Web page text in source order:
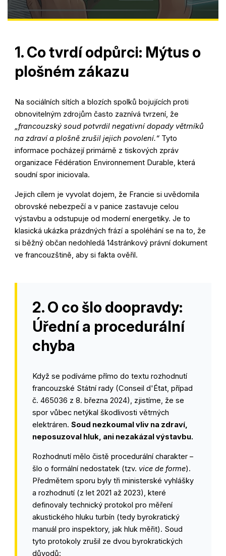
1. Co tvrdí odpůrci: Mýtus o
plošném zákazu
Na sociálních sítích a blozích spolků bojujících proti
obnovitelným zdrojům často zaznívá tvrzení, že
„francouzský soud potvrdil negativní dopady větrníků
na zdraví a plošně zrušil jejich povolení.“ Tyto
informace pocházejí primárně z tiskových zpráv
organizace Fédération Environnement Durable, která
soudní spor iniciovala.
Jejich cílem je vyvolat dojem, že Francie si uvědomila
obrovské nebezpečí a v panice zastavuje celou
výstavbu a odstupuje od moderní energetiky. Je to
klasická ukázka prázdných frází a spoléhání se na to, že
si běžný občan nedohledá 14stránkový právní dokument
ve francouzštině, aby si fakta ověřil.
2. O co šlo doopravdy:
Úřední a procedurální
chyba
Když se podíváme přímo do textu rozhodnutí
francouzské Státní rady (Conseil d'État, případ
č. 465036 z 8. března 2024), zjistíme, že se
spor vůbec netýkal škodlivosti větrných
elektráren. Soud nezkoumal vliv na zdraví,
neposuzoval hluk, ani nezakázal výstavbu.
Rozhodnutí mělo čistě procedurální charakter –
šlo o formální nedostatek (tzv. vice de forme).
Předmětem sporu byly tři ministerské vyhlášky
a rozhodnutí (z let 2021 až 2023), které
definovaly technický protokol pro měření
akustického hluku turbín (tedy byrokratický
manuál pro inspektory, jak hluk měřit). Soud
tyto protokoly zrušil ze dvou byrokratických
důvodů: